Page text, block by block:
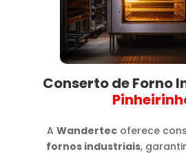
Conserto de Forno
AWandertec oferece
fornos industriais,